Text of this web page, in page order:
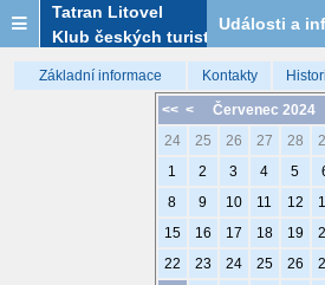
Tatran Litovel
Klub českých turistů
Události a
Základní informace Kontakty
<< <
Červenec 2024
24
25 26 27 28
1
2 3 4 5
8
9 10 11 12
15
16 17 18 19
22
23 24 25 26